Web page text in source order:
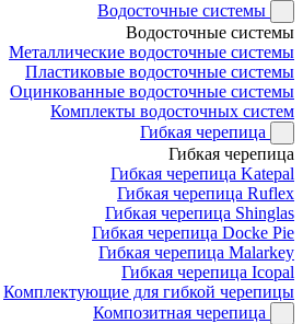
Водосточные системы
Водосточные системы
Металлические водосточные системы
Пластиковые водосточные системы
Оцинкованные водосточные системы
Комплекты водосточных систем
Гибкая черепица
Гибкая черепица
Гибкая черепица Katepal
Гибкая черепица Ruflex
Гибкая черепица Shinglas
Гибкая черепица Docke Pie
Гибкая черепица Malarkey
Гибкая черепица Icopal
Комплектующие для гибкой черепицы
Композитная черепица